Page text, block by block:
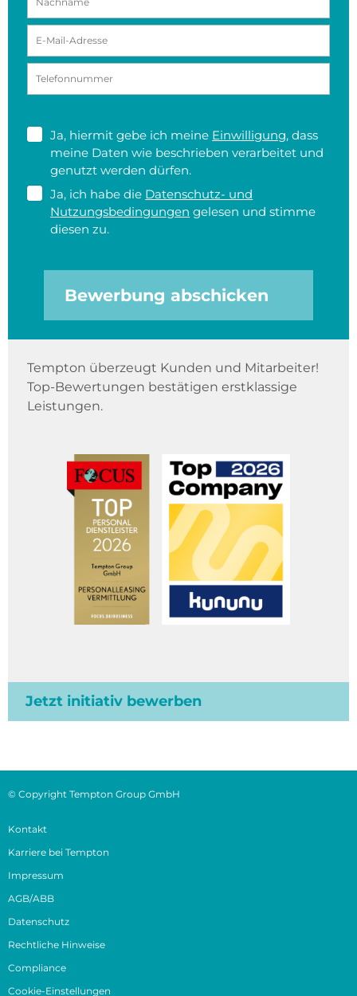
Ja, hiermit gebe ich meine Einwilligung, dass
meine Daten wie beschrieben verarbeitet und
genutzt werden dürfen.
Ja, ich habe die Datenschutz- und
Nutzungsbedingungen gelesen und stimme
diesen zu.
Bewerbung abschicken
Tempton überzeugt Kunden und Mitarbeiter!
Top-Bewertungen bestätigen erstklassige
Leistungen.
Jetzt initiativ bewerben
© Copyright Tempton Group GmbH
Kontakt
Karriere bei Tempton
Impressum
AGB/ABB
Datenschutz
Rechtliche Hinweise
Compliance
Cookie-Einstellungen